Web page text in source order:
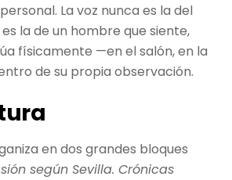
La voz nunca es la del
la de un hombre que siente,
físicamente —en el salón, en la
de su propia observación.
en dos grandes bloques
según Sevilla. Crónicas